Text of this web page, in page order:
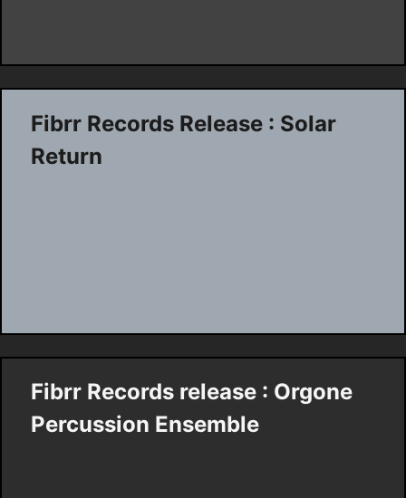
Fibrr Records Release : Solar
Return
Fibrr Records release : Orgone
Percussion Ensemble